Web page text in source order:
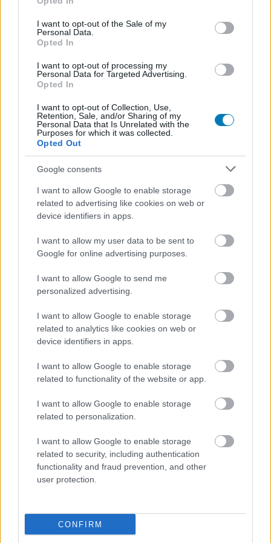
use your data for below specified purposes in below Google
consent section.
I want to opt-out of the Sale of my
Personal Data.
Opted In
I want to opt-out of processing my
Personal Data for Targeted Advertising.
Opted In
I want to opt-out of Collection, Use,
Retention, Sale, and/or Sharing of my
Personal Data that Is Unrelated with the
Purposes for which it was collected.
Opted Out
Google consents
I want to allow Google to enable storage
related to advertising like cookies on web or
device identifiers in apps.
I want to allow my user data to be sent to
Google for online advertising purposes.
I want to allow Google to send me
personalized advertising.
I want to allow Google to enable storage
related to analytics like cookies on web or
device identifiers in apps.
I want to allow Google to enable storage
related to functionality of the website or app.
I want to allow Google to enable storage
related to personalization.
I want to allow Google to enable storage
related to security, including authentication
functionality and fraud prevention, and other
user protection.
CONFIRM
Végre kiderült, hogy milyen lesz Assassin's Creed
játékairól is többet tudunk
| 2024.02.27 12:49
Creed szériát a jövőben összefogó platform működéséről.
Egyre biztosabb, hogy Ázsiában játszódik a
következő (utáni) Assassin's Creed, de más is kiderült
| 2022.07.22 15:30
Úgy tűnik, hamarosan a Japánban bújkáló templomosokat
gyilkolhatjuk halomra visszahúzható pengénkkel.
A Ubisoft is tart gyorsan egy livestreamet, itt